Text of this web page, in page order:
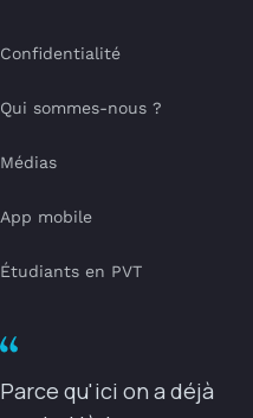
Confidentialité
Qui sommes-nous ?
Médias
App mobile
Étudiants en PVT
Parce qu'ici on a déjà